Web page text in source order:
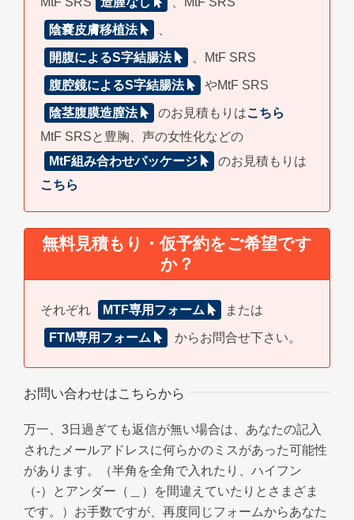
陰嚢皮膚移植法
開腹によるS字結腸法 、MtF SRS
腹腔鏡によるS字結腸法 やMtF SRS
陰茎腹膜造膣法 のお見積もりはこちら
MtF SRSと豊胸、声の女性化などの
MtF組み合わせパッケージ
のお見積もりは
こちら
無料見積もり・仮予約をご希望です
か？
それぞれ MTF専用フォーム または
FTM専用フォーム からお問合せ下さい。
お問い合わせはこちらから
万一、3日過ぎても返信が無い場合は、あなたの記入
されたメールアドレスに何らかのミスがあった可能性
があります。（半角を全角で入れたり、ハイフン
（-）とアンダー（＿）を間違えていたりとさまざま
です。）お手数ですが、再度同じフォームからあなた